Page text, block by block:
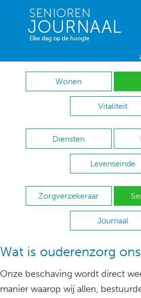
Wonen
Vitaliteit
Diensten
Levenseinde
Zorgverzekeraar
Journaal
Wat is ouderenzorg
Onze beschaving wordt direct
manier waarop wij allen,